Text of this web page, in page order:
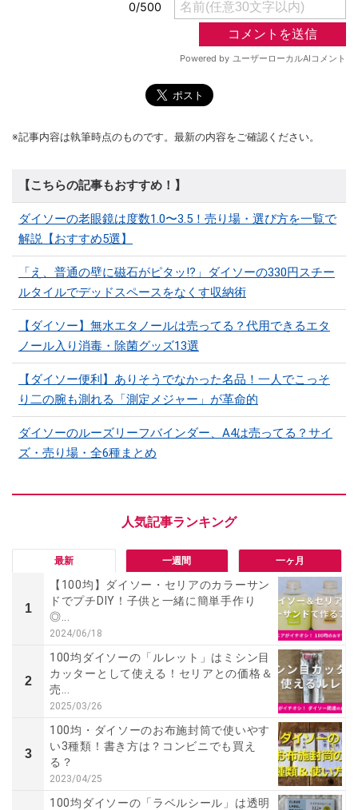
※記事内容は執筆時点のものです。最新の内容をご確認ください。
【こちらの記事もおすすめ！】
ダイソーの老眼鏡は度数1.0〜3.5！売り場・選び方を一覧で
解説【おすすめ5選】
「え、普通の壁に磁石がピタッ!?」ダイソーの330円スチー
ルタイルでデッドスペースをなくす収納術
【ダイソー】無水エタノールは売ってる？代用できるエタ
ノール入り消毒・除菌グッズ13選
【ダイソー便利】ありそうでなかった名品！一人でこっそ
り二の腕も測れる「測定メジャー」が革命的
ダイソーのルーズリーフバインダー、A4は売ってる？サイ
ズ・売り場・全6種まとめ
最新 一週間 一ヶ月
1
【100均】ダイソー・セリアのカラーサン
ドでプチDIY！子供と一緒に簡単手作り
◎...
2024/06/18
2
100均ダイソーの「ルレット」はミシン目
カッターとして使える！セリアとの価格＆
売...
2025/03/26
3
100均・ダイソーのお布施封筒で使いやす
い3種類！書き方は？コンビニでも買え
る？
2023/04/25
100均ダイソーの「ラベルシール」は透明